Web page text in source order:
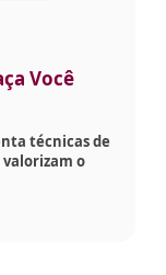
Você
técnicas de
o